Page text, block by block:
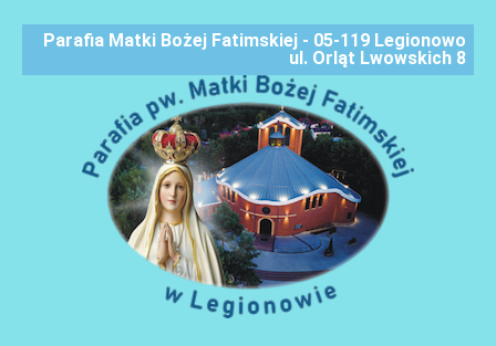
Parafia Matki Bożej Fatimskiej - 05-119 Legionowo
ul. Orląt Lwowskich 8